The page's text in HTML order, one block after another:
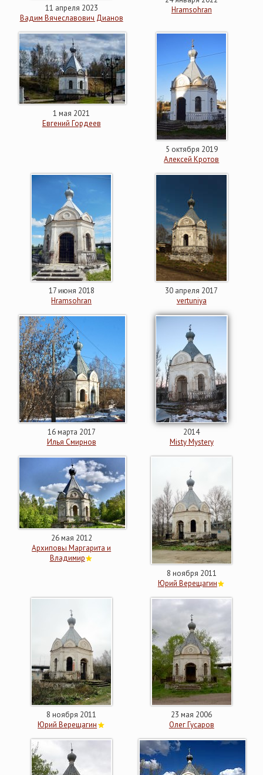
11 апреля 2023
Вадим Вячеславович Дианов
Hramsohran
1 мая 2021
Евгений Гордеев
5 октября 2019
Алексей Кротов
17 июня 2018
Hramsohran
30 апреля 2017
vertuniya
16 марта 2017
Илья Смирнов
2014
Misty Mystery
26 мая 2012
Архиповы Маргарита и
Владимир
8 ноября 2011
Юрий Верещагин
8 ноября 2011
Юрий Верещагин
23 мая 2006
Олег Гусаров